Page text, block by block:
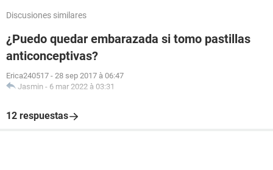
Discusiones similares
¿Puedo quedar embarazada si tomo pastillas
anticonceptivas?
Erica240517 - 28 sep 2017 à 06:47
Jasmin - 6 mar 2022 à 03:31
12 respuestas